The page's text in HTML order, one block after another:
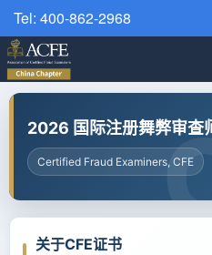
Tel: 400-862-2968
2026 国际注册舞弊审查
Certified Fraud Examiners, CFE
关于CFE证书